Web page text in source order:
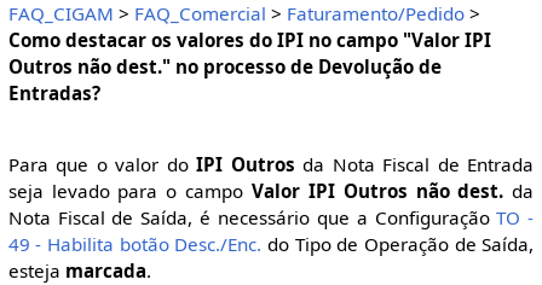
FAQ_CIGAM > FAQ_Comercial > Faturamento/Pedido>
Como destacar os valores do IPI no campo "Valor IPI
Outros não dest." no processo de Devolução de
Entradas?
Para que o valor doIPI Outros da Nota Fiscal de Entrada
seja levado para o campo Valor IPI Outros não dest. da
Nota Fiscal de Saída, é necessário que a ConfiguraçãoTO -
49 - Habilita botão Desc./Enc. do Tipo de Operação de Saída,
esteja marcada.